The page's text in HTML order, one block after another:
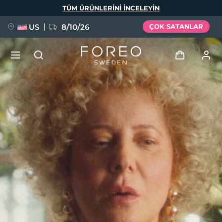
TÜM ÜRÜNLERINI INCELEYIN
US 8/10/26 ÇOK SATANLAR
Kullanici profi̇li̇
Cihazlarım
Siparişlerim
Adresim
Aboneliklerim
YENİ
FAQ™ Pure Beauty-Tech Elixir
BREAKING NEWS
issa™ Teeth Whitening Set
Dil Seçimi
English Deutsch
Español
Français
Italiano
Português
Polski
Svenska
Русский
Türkçe
繁體中文